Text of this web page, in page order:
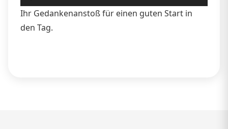
Player
Ihr Gedankenanstoß für einen guten Start in
den Tag.